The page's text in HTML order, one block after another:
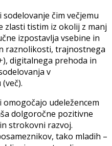
čim večjemu
zlasti tistim iz okolij z manj
izpostavlja vsebine in
raznolikosti, trajnostnega
digitalnega prehoda in
v
udeležencem
dolgoročne pozitivne
stro​kovni razvoj.
tako mladih –